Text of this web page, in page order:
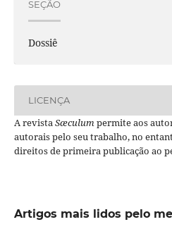
SEÇÃO
Dossiê
LICENÇA
A revistaSæculumpermite aos
autorais pelo seu trabalho, no
direitos de primeira publicação ao
Artigos mais lidos pelo